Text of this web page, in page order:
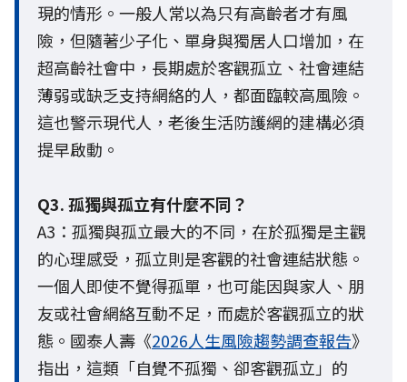
現的情形。一般人常以為只有高齡者才有風
險，但隨著少子化、單身與獨居人口增加，在
超高齡社會中，長期處於客觀孤立、社會連結
薄弱或缺乏支持網絡的人，都面臨較高風險。
這也警示現代人，老後生活防護網的建構必須
提早啟動。
Q3. 孤獨與孤立有什麼不同？
A3：孤獨與孤立最大的不同，在於孤獨是主觀
的心理感受，孤立則是客觀的社會連結狀態。
一個人即使不覺得孤單，也可能因與家人、朋
友或社會網絡互動不足，而處於客觀孤立的狀
態。國泰人壽《2026人生風險趨勢調查報告》
指出，這類「自覺不孤獨、卻客觀孤立」的